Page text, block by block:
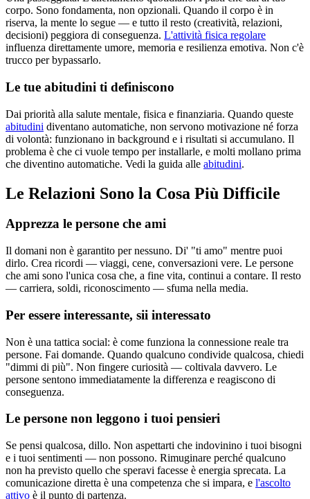
corpo. Sono fondamenta, non opzionali. Quando il corpo è in
riserva, la mente lo segue — e tutto il resto (creatività, relazioni,
decisioni) peggiora di conseguenza. L'attività fisica regolare
influenza direttamente umore, memoria e resilienza emotiva. Non c'è
trucco per bypassarlo.
Le tue abitudini ti definiscono
Dai priorità alla salute mentale, fisica e finanziaria. Quando queste
abitudini diventano automatiche, non servono motivazione né forza
di volontà: funzionano in background e i risultati si accumulano. Il
problema è che ci vuole tempo per installarle, e molti mollano prima
che diventino automatiche. Vedi la guida alle abitudini.
Le Relazioni Sono la Cosa Più Difficile
Apprezza le persone che ami
Il domani non è garantito per nessuno. Di' "ti amo" mentre puoi
dirlo. Crea ricordi — viaggi, cene, conversazioni vere. Le persone
che ami sono l'unica cosa che, a fine vita, continui a contare. Il resto
— carriera, soldi, riconoscimento — sfuma nella media.
Per essere interessante, sii interessato
Non è una tattica social: è come funziona la connessione reale tra
persone. Fai domande. Quando qualcuno condivide qualcosa, chiedi
"dimmi di più". Non fingere curiosità — coltivala davvero. Le
persone sentono immediatamente la differenza e reagiscono di
conseguenza.
Le persone non leggono i tuoi pensieri
Se pensi qualcosa, dillo. Non aspettarti che indovinino i tuoi bisogni
e i tuoi sentimenti — non possono. Rimuginare perché qualcuno
non ha previsto quello che speravi facesse è energia sprecata. La
comunicazione diretta è una competenza che si impara, e l'ascolto
attivo è il punto di partenza.